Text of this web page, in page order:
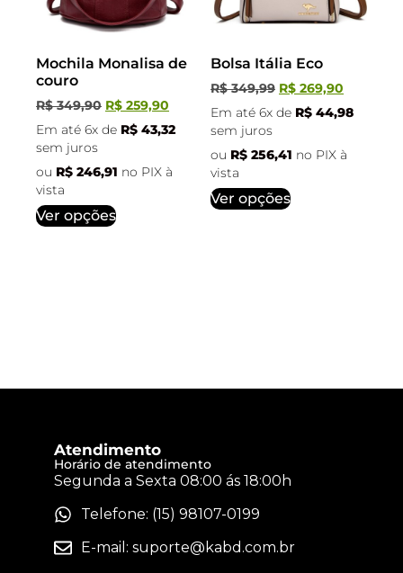
Mochila Monalisa de
couro
R$349,90 R$ 259,90
Em até 6x de R$ 43,32
sem juros
ou R$ 246,91 no PIX à
vista
Ver opções
Bolsa Itália Eco
R$349,99 R$ 269,90
Em até 6x de R$ 44,98
sem juros
ou R$ 256,41 no PIX à
vista
Ver opções
Atendimento
Horário de atendimento
Segunda a Sexta 08:00 ás 18:00h
Telefone: (15) 98107-0199
E-mail: suporte@kabd.com.br